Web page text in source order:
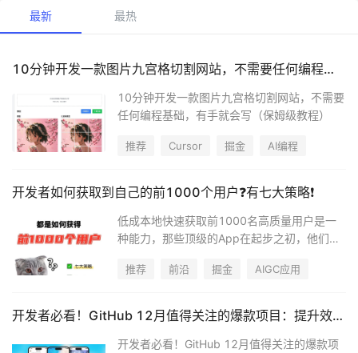
最新 最热
10分钟开发一款图片九宫格切割网站，不需要任何编程基础，有手就会写（保姆级教程）
10分钟开发一款图片九宫格切割网站，不需要
任何编程基础，有手就会写（保姆级教程）
推荐 Cursor 掘金 AI编程
开发者如何获取到自己的前1000个用户❓有七大策略❗️
低成本地快速获取前1000名高质量用户是一
种能力，那些顶级的App在起步之初，他们的
推荐 前沿 掘金 AIGC应用
开发者必看！GitHub 12月值得关注的爆款项目：提升效率，拓展副业！
开发者必看！GitHub 12月值得关注的爆款项